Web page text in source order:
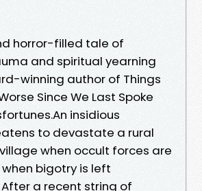
horror-filled tale of
and spiritual yearning
winning author of Things
Since We Last Spoke
insidious
to devastate a rural
when occult forces are
bigotry is left
a recent string of